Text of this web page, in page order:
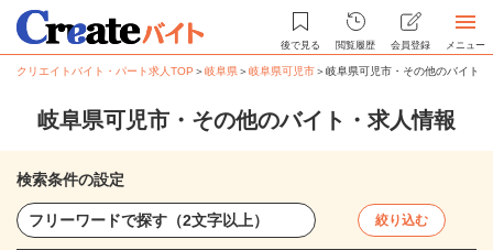
後で見る 閲覧履歴 会員登録 メニュー
クリエイトバイト・パート求人TOP ＞岐阜県＞岐阜県可児市＞岐阜県可児市・その他のバイト
岐阜県可児市・その他のバイト・求人情報
検索条件の設定
絞り込む